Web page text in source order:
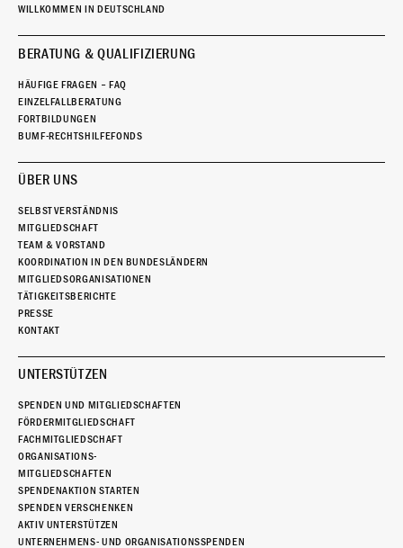
WILLKOMMEN IN DEUTSCHLAND
BERATUNG & QUALIFIZIERUNG
HÄUFIGE FRAGEN – FAQ
EINZELFALLBERATUNG
FORTBILDUNGEN
BUMF-RECHTSHILFEFONDS
ÜBER UNS
SELBSTVERSTÄNDNIS
MITGLIEDSCHAFT
TEAM & VORSTAND
KOORDINATION IN DEN BUNDESLÄNDERN
MITGLIEDSORGANISATIONEN
TÄTIGKEITSBERICHTE
PRESSE
KONTAKT
UNTERSTÜTZEN
SPENDEN UND MITGLIEDSCHAFTEN
FÖRDERMITGLIEDSCHAFT
FACHMITGLIEDSCHAFT
ORGANISATIONS-
MITGLIEDSCHAFTEN
SPENDENAKTION STARTEN
SPENDEN VERSCHENKEN
AKTIV UNTERSTÜTZEN
UNTERNEHMENS- UND ORGANISATIONSSPENDEN